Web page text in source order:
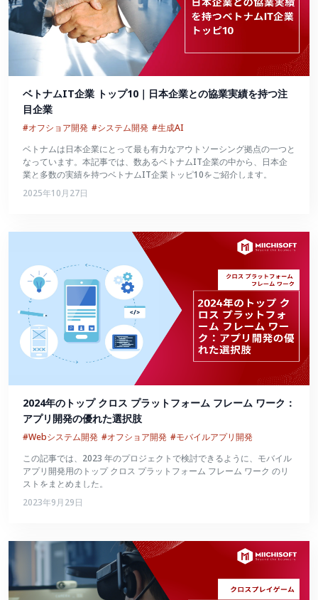
ベトナムIT企業 トップ10｜日本企業との協業実績を持つ注
目企業
#オフショア開発 #システム開発 #生成AI
ベトナムは日本企業にとって最も有力なアウトソーシング拠点の一つと
なっています。本記事では、数あるベトナムIT企業の中から、日本企
業と多数の実績を持つベトナムIT企業トッピ10をご紹介します。
2025年10月27日
2024年のトップ クロス プラットフォーム フレーム ワーク：
アプリ開発の優れた選択肢
#Webシステム開発 #オフショア開発 #モバイルアプリ開発
この記事では、2023 年のプロジェクトで検討できるように、モバイル
アプリ開発用のトップ クロス プラットフォーム フレーム ワーク のリ
ストをまとめました。
2023年9月29日